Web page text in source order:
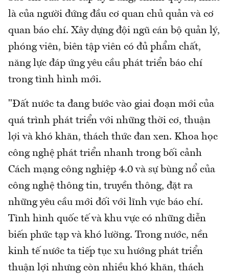
là của người đứng đầu cơ quan chủ quản và cơ
quan báo chí. Xây dựng đội ngũ cán bộ quản lý,
phóng viên, biên tập viên có đủ phẩm chất,
năng lực đáp ứng yêu cầu phát triển báo chí
trong tình hình mới.
"Đất nước ta đang bước vào giai đoạn mới của
quá trình phát triển với những thời cơ, thuận
lợi và khó khăn, thách thức đan xen. Khoa học
công nghệ phát triển nhanh trong bối cảnh
Cách mạng công nghiệp 4.0 và sự bùng nổ của
công nghệ thông tin, truyền thông, đặt ra
những yêu cầu mới đối với lĩnh vực báo chí.
Tình hình quốc tế và khu vực có những diễn
biến phức tạp và khó lường. Trong nước, nền
kinh tế nước ta tiếp tục xu hướng phát triển
thuận lợi nhưng còn nhiều khó khăn, thách